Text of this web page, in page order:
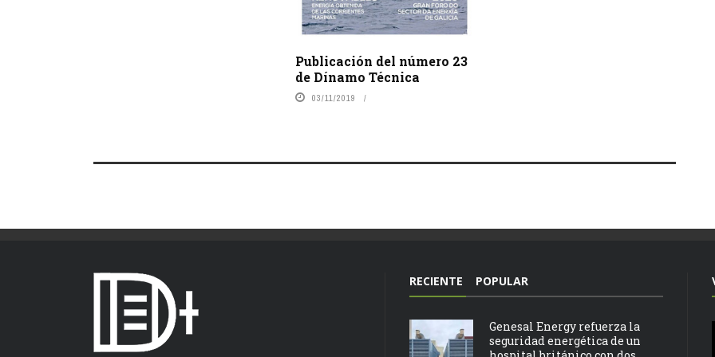
Publicación del número 23
de Dínamo Técnica
03/11/2019
RECIENTE POPULAR
Genesal Energy refuerza la
seguridad energética de un